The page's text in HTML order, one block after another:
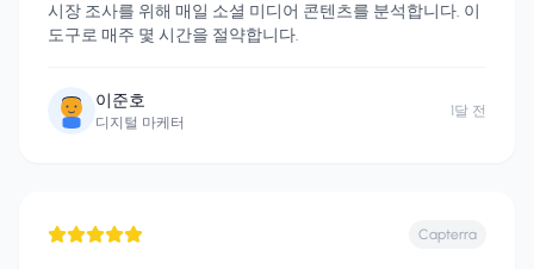
시장 조사를 위해 매일 소셜 미디어 콘텐츠를 분석합니다. 이
도구로 매주 몇 시간을 절약합니다.
이준호
디지털 마케터
1달 전
Capterra